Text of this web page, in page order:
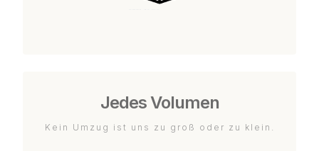
Jedes Volumen
Kein Umzug ist uns zu groß oder zu klein.